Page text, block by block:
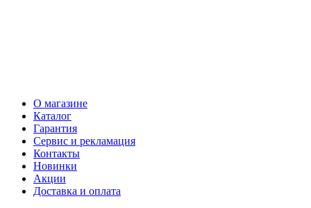
О магазине
Каталог
Гарантия
Сервис и рекламация
Контакты
Новинки
Акции
Доставка и оплата